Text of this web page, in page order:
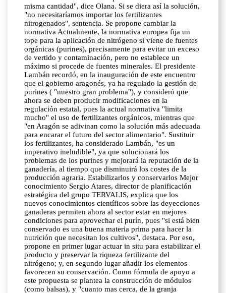
misma cantidad", dice Olana. Si se diera así la solución,
"no necesitaríamos importar los fertilizantes
nitrogenados", sentencia. Se propone cambiar la
normativa Actualmente, la normativa europea fija un
tope para la aplicación de nitrógeno si viene de fuentes
orgánicas (purines), precisamente para evitar un exceso
de vertido y contaminación, pero no establece un
máximo si procede de fuentes minerales. El presidente
Lambán recordó, en la inauguración de este encuentro
que el gobierno aragonés, ya ha regulado la gestión de
purines ( "nuestro gran problema"), y consideró que
ahora se deben producir modificaciones en la
regulación estatal, pues la actual normativa "limita
mucho" el uso de fertilizantes orgánicos, mientras que
"en Aragón se adivinan como la solución más adecuada
para encarar el futuro del sector alimentario". Sustituir
los fertilizantes, ha considerado Lambán, "es un
imperativo ineludible", ya que solucionará los
problemas de los purines y mejorará la reputación de la
ganadería, al tiempo que disminuirá los costes de la
producción agraria. Estabilizarlos y conservarlos Mejor
conocimiento Sergio Atares, director de planificación
estratégica del grupo TERVALIS, explica que los
nuevos conocimientos científicos sobre las deyecciones
ganaderas permiten ahora al sector estar en mejores
condiciones para aprovechar el purín, pues "si está bien
conservado es una buena materia prima para hacer la
nutrición que necesitan los cultivos", destaca. Por eso,
propone en primer lugar actuar in situ para estabilizar el
producto y preservar la riqueza fertilizante del
nitrógeno; y, en segundo lugar añadir los elementos
favorecen su conservación. Como fórmula de apoyo a
este propuesta se plantea la construcción de módulos
(como balsas), y "cuanto mas cerca, de la granja